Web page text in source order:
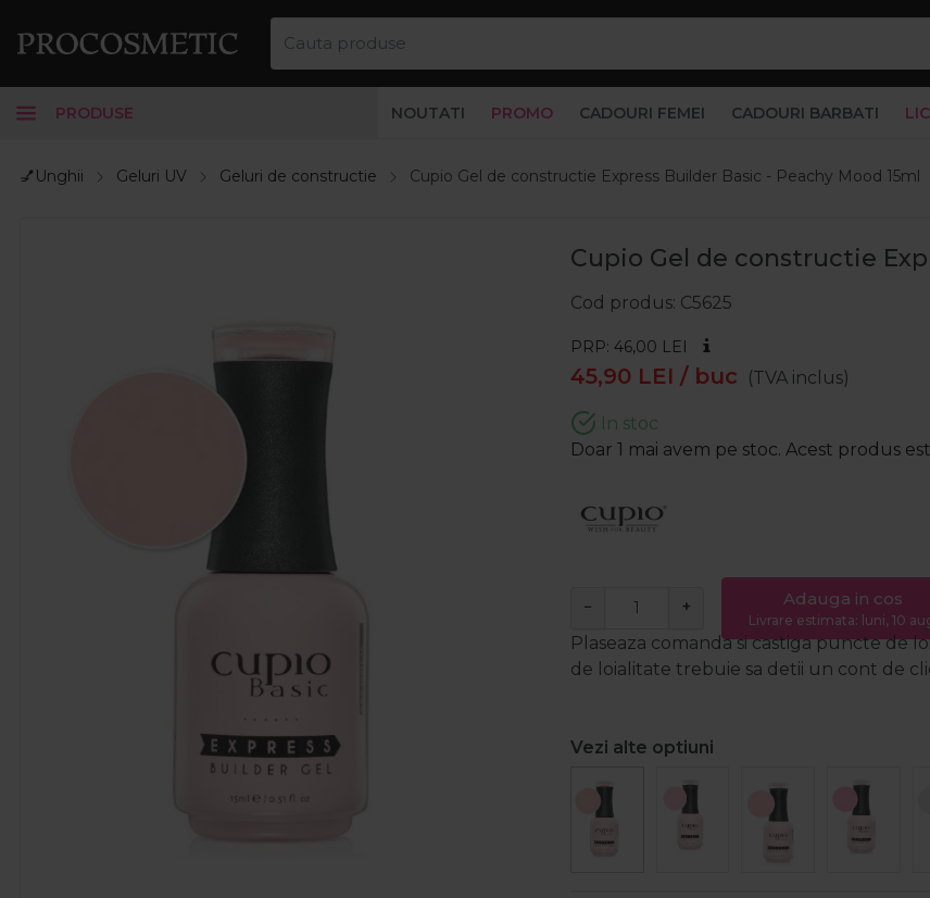
PRODUSE NOUTATI PROMO CADOURI FEMEI CADOURI BARBATI
💅Unghii Geluri UV Geluri de constructie Cupio Gel de constructie Express Builder Basic - Peachy Mood 15ml
Cupio Gel de constructie
Cod produs C5625
PRP: 46,00 LEI
45,90 LEI / buc (TVA inclus)
In stoc
Doar 1 mai avem pe stoc. Acest produs
− + Adauga in cos
Livrare estimata: luni, 10
Plaseaza comanda si castiga puncte de
de loialitate trebuie sa detii un cont de
Vezi alte optiuni